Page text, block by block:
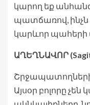
կարող եք
պատճառով, ինչն
կարևոր պահերի
ԱՂԵՂՆԱՎՈՐ
Այսօր բոլորը